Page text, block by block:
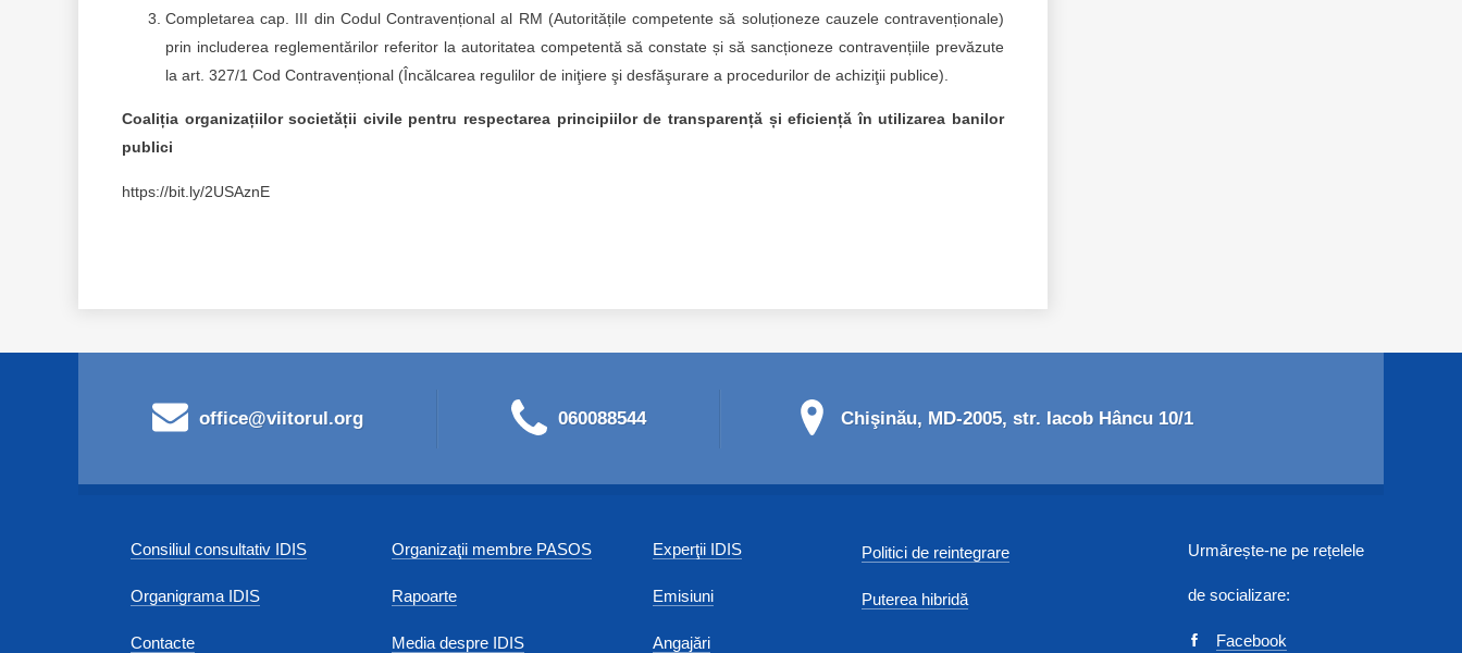
Completarea cap. III din Codul Contravențional al RM (Autoritățile competente să soluționeze cauzele contravenționale)
prin includerea reglementărilor referitor la autoritatea competentă să constate și să sancționeze contravențiile prevăzute
la art. 327/1 Cod Contravențional (Încălcarea regulilor de iniţiere şi desfăşurare a procedurilor de achiziţii publice).
Coaliția organizațiilor societății civile pentru respectarea principiilor de transparență și eficiență în utilizarea banilor
publici
https://bit.ly/2USAznE
office@viitorul.org 060088544 Chişinău, MD-2005, str. Iacob Hâncu 10/1
Consiliul consultativ IDIS
Organigrama IDIS
Contacte
Organizaţii membre PASOS
Rapoarte
Media despre IDIS
Experţii IDIS
Emisiuni
Angajări
Politici de reintegrare
Puterea hibridă
Urmărește-ne pe rețelele
de socializare:
Facebook